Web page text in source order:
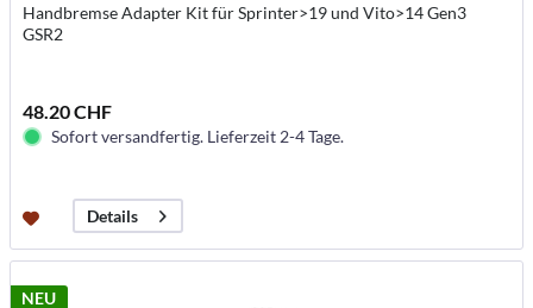
Handbremse Adapter Kit für Sprinter>19 und Vito>14 Gen3
GSR2
48.20 CHF
Sofort versandfertig. Lieferzeit 2-4 Tage.
Details
NEU